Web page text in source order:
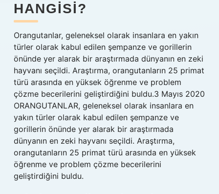
HANGISI?
Orangutanlar, geleneksel olarak insanlara en yakın
türler olarak kabul edilen şempanze ve gorillerin
önünde yer alarak bir araştırmada dünyanın en zeki
hayvanı seçildi. Araştırma, orangutanların 25 primat
türü arasında en yüksek öğrenme ve problem
çözme becerilerini geliştirdiğini buldu.3 Mayıs 2020
ORANGUTANLAR, geleneksel olarak insanlara en
yakın türler olarak kabul edilen şempanze ve
gorillerin önünde yer alarak bir araştırmada
dünyanın en zeki hayvanı seçildi. Araştırma,
orangutanların 25 primat türü arasında en yüksek
öğrenme ve problem çözme becerilerini
geliştirdiğini buldu.